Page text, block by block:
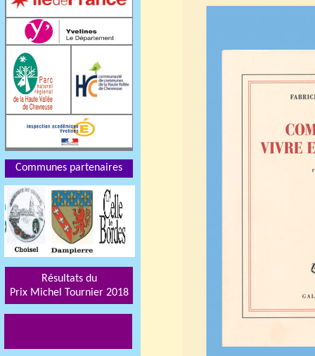
Communes partenaires
Résultats du
Prix Michel Tournier 2018